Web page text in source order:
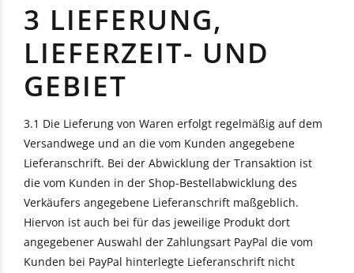
3 LIEFERUNG,
LIEFERZEIT- UND
GEBIET
3.1 Die Lieferung von Waren erfolgt regelmäßig auf dem
Versandwege und an die vom Kunden angegebene
Lieferanschrift. Bei der Abwicklung der Transaktion ist
die vom Kunden in der Shop-Bestellabwicklung des
Verkäufers angegebene Lieferanschrift maßgeblich.
Hiervon ist auch bei für das jeweilige Produkt dort
angegebener Auswahl der Zahlungsart PayPal die vom
Kunden bei PayPal hinterlegte Lieferanschrift nicht